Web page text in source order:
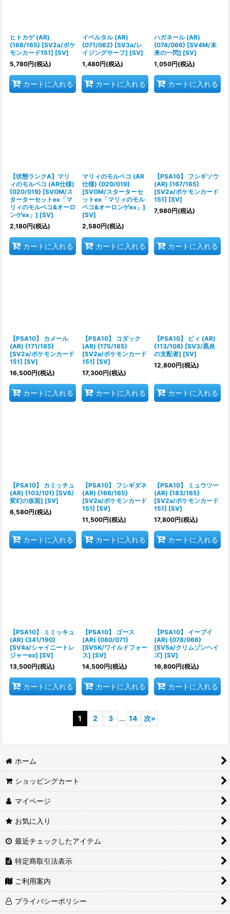
ヒトカゲ (AR)
{168/165} [SV2a/ポケ
モンカード151] [SV]
5,780円(税込)
カートに入れる
イベルタル (AR)
{071/062} [SV3a/レ
イジングサーフ] [SV]
1,480円(税込)
カートに入れる
ハガネール (AR)
{074/066} [SV4M/未
来の一閃] [SV]
1,050円(税込)
カートに入れる
【状態ランクA】マリ
ィのモルペコ (AR仕様)
{020/019} [SVOM/ス
ターターセットex「マ
リィのモルペコ&オーロ
ンゲex」] [SV]
2,180円(税込)
カートに入れる
マリィのモルペコ (AR
仕様) {020/019}
[SVOM/スターターセ
ットex「マリィのモル
ペコ&オーロンゲex」]
[SV]
2,580円(税込)
カートに入れる
【PSA10】 フシギソウ
(AR) {167/165}
[SV2a/ポケモンカード
151] [SV]
7,980円(税込)
カートに入れる
【PSA10】 カメール
(AR) {171/165}
[SV2a/ポケモンカード
151] [SV]
16,500円(税込)
カートに入れる
【PSA10】 コダック
(AR) {175/165}
[SV2a/ポケモンカード
151] [SV]
17,300円(税込)
カートに入れる
【PSA10】 ピィ (AR)
{113/108} [SV3/黒炎
の支配者] [SV]
12,800円(税込)
カートに入れる
【PSA10】 カミッチュ
(AR) {103/101} [SV6/
変幻の仮面] [SV]
6,580円(税込)
カートに入れる
【PSA10】 フシギダネ
(AR) {166/165}
[SV2a/ポケモンカード
151] [SV]
11,500円(税込)
カートに入れる
【PSA10】 ミュウツー
(AR) {183/165}
[SV2a/ポケモンカード
151] [SV]
17,800円(税込)
カートに入れる
【PSA10】 ミミッキュ
(AR) {341/190}
[SV4a/シャイニートレ
ジャーex] [SV]
13,500円(税込)
カートに入れる
【PSA10】 ゴース
(AR) {080/071}
[SV5K/ワイルドフォー
ス] [SV]
14,500円(税込)
カートに入れる
【PSA10】 イーブイ
(AR) {078/066}
[SV5a/クリムゾンヘイ
ズ] [SV]
16,800円(税込)
カートに入れる
1 2 3 ... 14 次»
ホーム
ショッピングカート
マイページ
お気に入り
最近チェックしたアイテム
特定商取引法表示
ご利用案内
プライバシーポリシー